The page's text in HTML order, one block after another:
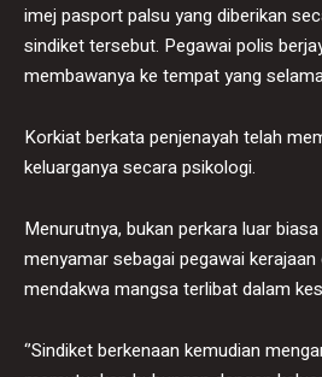
imej pasport palsu yang diberikan
sindiket tersebut. Pegawai polis
membawanya ke tempat yang
Korkiat berkata penjenayah telah
keluarganya secara psikologi.
Menurutnya, bukan perkara luar
menyamar sebagai pegawai
mendakwa mangsa terlibat dalam
‘’Sindiket berkenaan kemudian